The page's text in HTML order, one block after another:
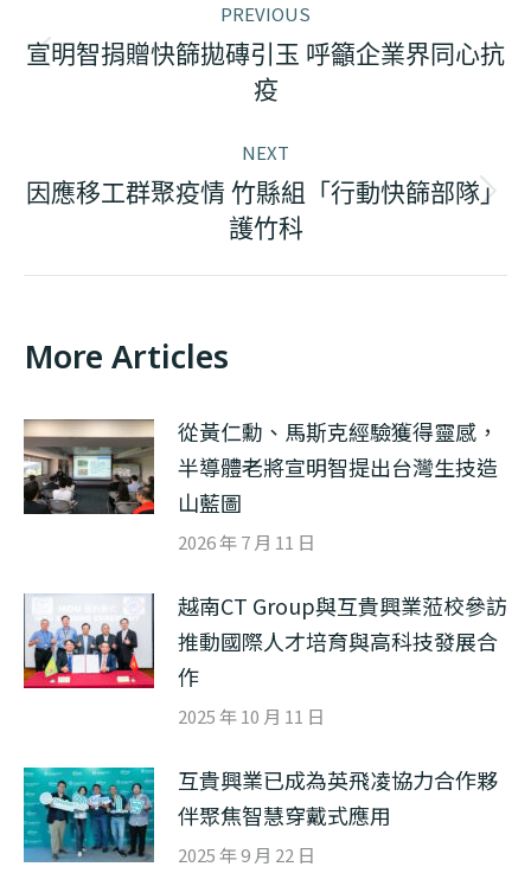
navigation
PREVIOUS
Previous
post:
宣明智捐贈快篩拋磚引玉 呼籲企業界同心抗
疫
NEXT
Next
post:
因應移工群聚疫情 竹縣組「行動快篩部隊」
護竹科
More Articles
從黃仁勳、馬斯克經驗獲得靈感，
半導體老將宣明智提出台灣生技造
山藍圖
2026 年 7 月 11 日
越南CT Group與互貴興業蒞校參訪
推動國際人才培育與高科技發展合
作
2025 年 10 月 11 日
互貴興業已成為英飛凌協力合作夥
伴聚焦智慧穿戴式應用
2025 年 9 月 22 日